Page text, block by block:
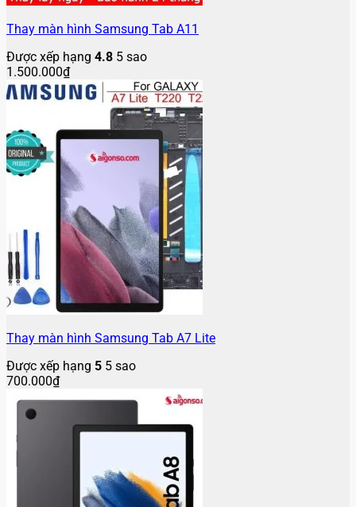
Thay màn hình Samsung Tab A11
Được xếp hạng 4.8 5 sao
1.500.000₫
Thay màn hình Samsung Tab A7 Lite
Được xếp hạng 5 5 sao
700.000₫